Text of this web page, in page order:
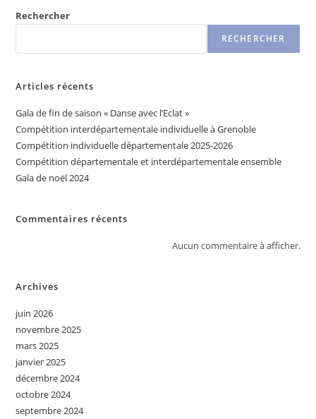
Rechercher
RECHERCHER
Articles récents
Gala de fin de saison « Danse avec l’Eclat »
Compétition interdépartementale individuelle à Grenoble
Compétition individuelle départementale 2025-2026
Compétition départementale et interdépartementale ensemble
Gala de noël 2024
Commentaires récents
Aucun commentaire à afficher.
Archives
juin 2026
novembre 2025
mars 2025
janvier 2025
décembre 2024
octobre 2024
septembre 2024